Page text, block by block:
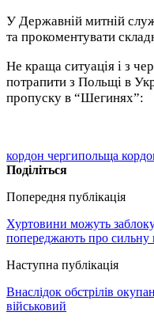
У Державній митній
та прокоментувати
Не краща ситуація і з
потрапити з Польщі в
пропуску в “Шегинях”:
кордон чергипольща
Поділіться
Попередня публікація
Хуртовини можуть
попереджають про сильну
Наступна публікація
Внаслідок обстрілів
військовий